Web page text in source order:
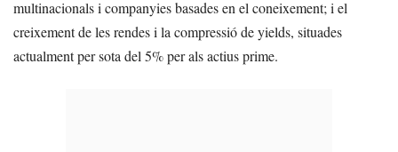
multinacionals i companyies basades en el coneixement; i el
creixement de les rendes i la compressió de yields, situades
actualment per sota del 5% per als actius prime.